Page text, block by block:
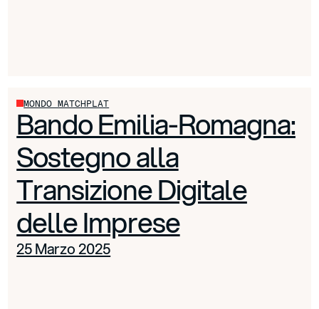
MONDO MATCHPLAT
Bando Emilia-Romagna:
Sostegno alla
Transizione Digitale
delle Imprese
25 Marzo 2025